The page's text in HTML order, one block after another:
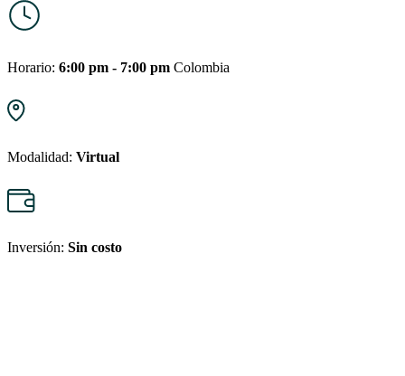
Horario: 6:00 pm - 7:00 pm Colombia
Modalidad: Virtual
Inversión: Sin costo